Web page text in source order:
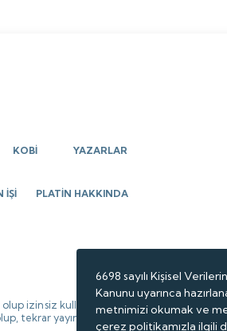
KOBİ
YAZARLAR
İŞİ
PLATİN HAKKINDA
izinsiz kullanılamaz,
tekrar yayınlanamaz.
6698 sayılı Kişisel
Kanunu uyarınca
metnimizi okumak ve
çerez politikamızla ilgili